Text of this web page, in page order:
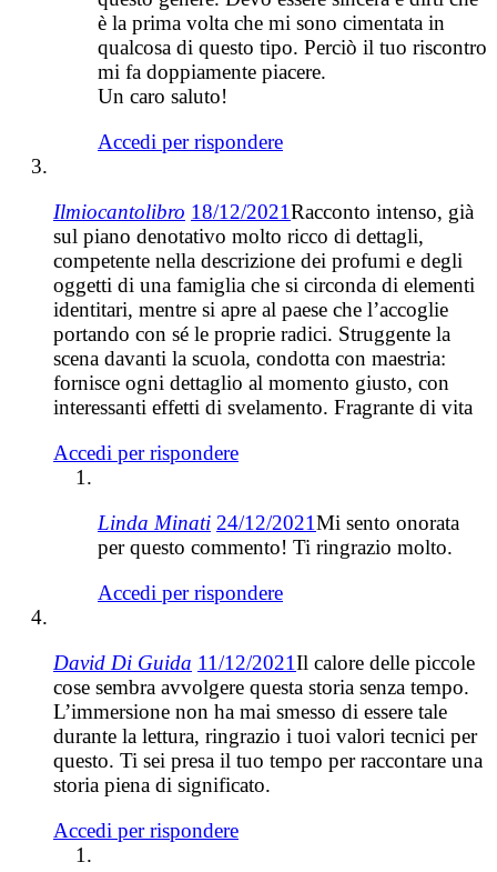
è la prima volta che mi sono cimentata in
qualcosa di questo tipo. Perciò il tuo riscontro
mi fa doppiamente piacere.
Un caro saluto!
Accedi per rispondere
Ilmiocantolibro 18/12/2021Racconto intenso, già
sul piano denotativo molto ricco di dettagli,
competente nella descrizione dei profumi e degli
oggetti di una famiglia che si circonda di elementi
identitari, mentre si apre al paese che l’accoglie
portando con sé le proprie radici. Struggente la
scena davanti la scuola, condotta con maestria:
fornisce ogni dettaglio al momento giusto, con
interessanti effetti di svelamento. Fragrante di vita
Accedi per rispondere
Linda Minati 24/12/2021Mi sento onorata
per questo commento! Ti ringrazio molto.
Accedi per rispondere
David Di Guida 11/12/2021Il calore delle piccole
cose sembra avvolgere questa storia senza tempo.
L’immersione non ha mai smesso di essere tale
durante la lettura, ringrazio i tuoi valori tecnici per
questo. Ti sei presa il tuo tempo per raccontare una
storia piena di significato.
Accedi per rispondere